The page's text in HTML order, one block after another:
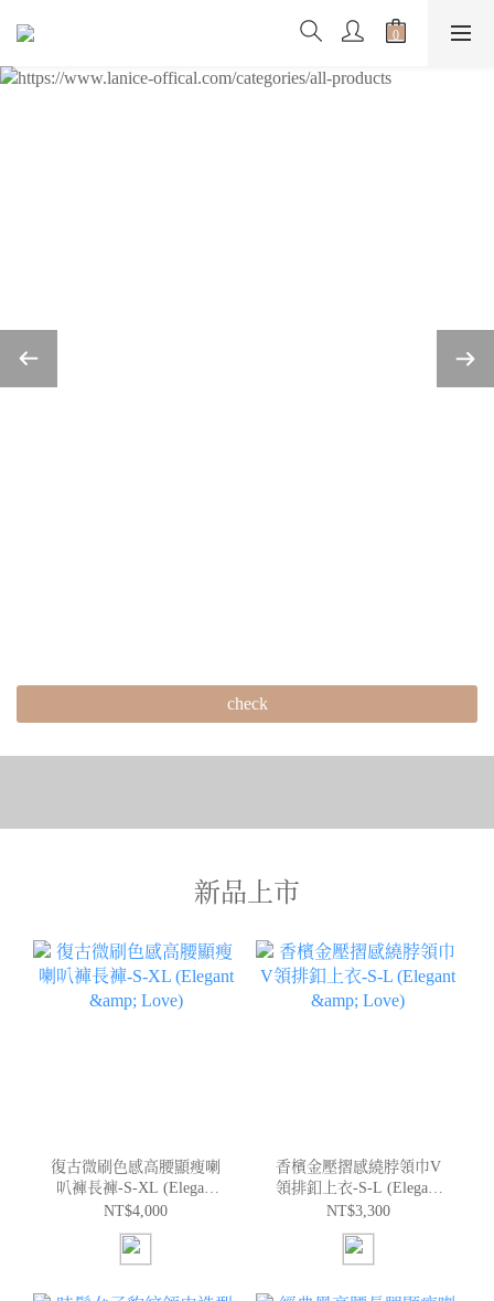
check
新品上市
復古微刷色感高腰顯瘦喇
叭褲長褲-S-XL (Elegant
& Love)
NT$4,000
香檳金壓摺感繞脖領巾V
領排釦上衣-S-L (Elegant
& Love)
NT$3,300